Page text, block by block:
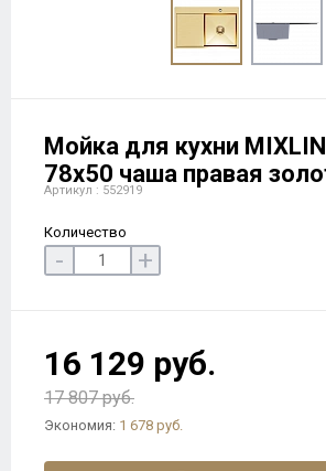
Мойка для кухни
78х50 чаша правая
Артикул : 552919
Количество
- +
16 129 руб.
17 807 руб.
Экономия: 1 678 руб.